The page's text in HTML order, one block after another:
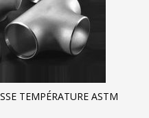
TEMPÉRATURE ASTM